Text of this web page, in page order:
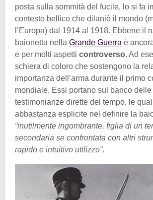
posta sulla sommità del fucile, lo si fa
contesto bellico che dilaniò il mondo
l’Europa) dal 1914 al 1918. Ebbene il
baionetta nella Grande Guerra è
e per molti aspetti controverso. Ad
schiera di coloro che sostengono la
importanza dell’arma durante il primo
mondiale. Essi portano sul banco
testimonianze dirette del tempo, le
abbastanza esplicite nel definire la
“inutilmente ingombrante, figlia di un
secondaria se confrontata con altri
rapido e intuitivo utilizzo”.